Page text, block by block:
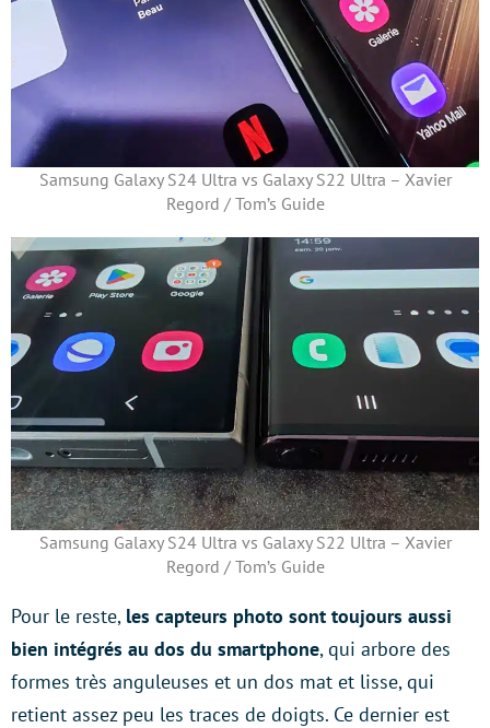
Samsung Galaxy S24 Ultra vs Galaxy S22 Ultra – Xavier
Regord / Tom’s Guide
Samsung Galaxy S24 Ultra vs Galaxy S22 Ultra – Xavier
Regord / Tom’s Guide
Pour le reste, les capteurs photo sont toujours aussi
bien intégrés au dos du smartphone, qui arbore des
formes très anguleuses et un dos mat et lisse, qui
retient assez peu les traces de doigts. Ce dernier est